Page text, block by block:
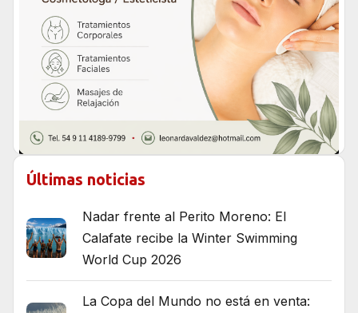
Últimas noticias
Nadar frente al Perito Moreno: El
Calafate recibe la Winter Swimming
World Cup 2026
La Copa del Mundo no está en venta: